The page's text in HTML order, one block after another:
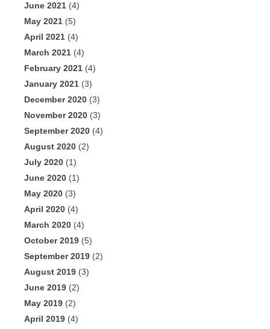
June 2021 (4)
May 2021 (5)
April 2021 (4)
March 2021 (4)
February 2021 (4)
January 2021 (3)
December 2020 (3)
November 2020 (3)
September 2020 (4)
August 2020 (2)
July 2020 (1)
June 2020 (1)
May 2020 (3)
April 2020 (4)
March 2020 (4)
October 2019 (5)
September 2019 (2)
August 2019 (3)
June 2019 (2)
May 2019 (2)
April 2019 (4)